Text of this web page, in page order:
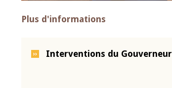
Plus d'informations
Interventions du Gouverneur